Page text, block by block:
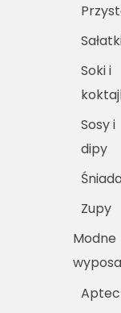
Soki i
Sosy i
dipy
Zupy
Modne